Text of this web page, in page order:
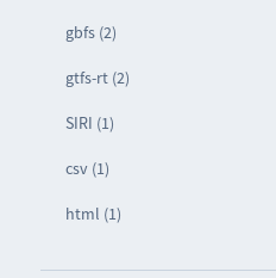
gbfs (2)
gtfs-rt (2)
SIRI (1)
csv (1)
html (1)